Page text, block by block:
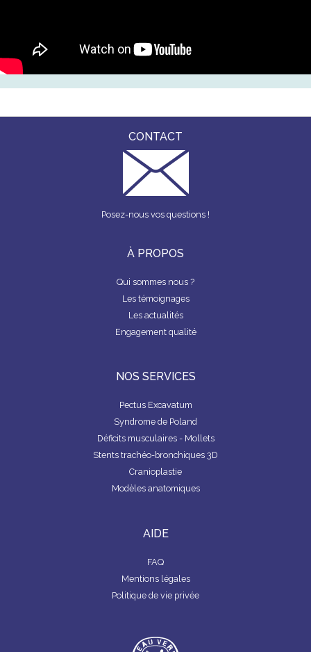
CONTACT
Posez-nous vos questions !
À PROPOS
Qui sommes nous ?
Les témoignages
Les actualités
Engagement qualité
NOS SERVICES
Pectus Excavatum
Syndrome de Poland
Déficits musculaires - Mollets
Stents trachéo-bronchiques 3D
Cranioplastie
Modèles anatomiques
AIDE
FAQ
Mentions légales
Politique de vie privée